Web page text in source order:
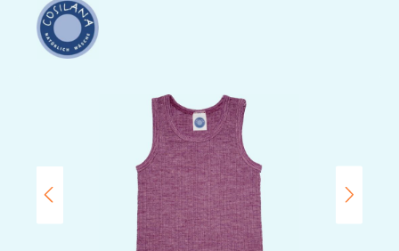
Bildergalerie überspringen